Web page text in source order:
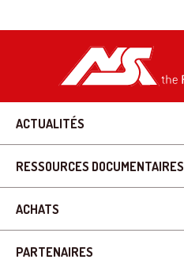
ACTUALITÉS
RESSOURCES DOCUMENTAIRES
ACHATS
PARTENAIRES